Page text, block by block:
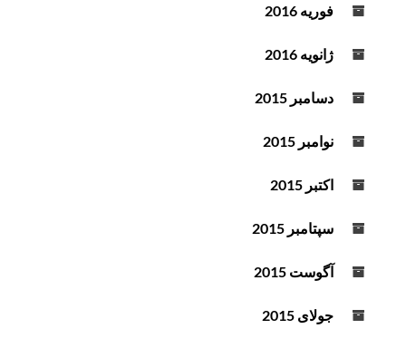
فوریه 2016
ژانویه 2016
دسامبر 2015
نوامبر 2015
اکتبر 2015
سپتامبر 2015
آگوست 2015
جولای 2015